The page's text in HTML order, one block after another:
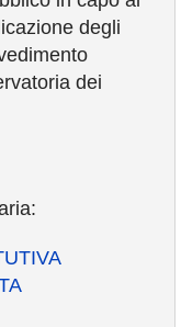
degli
dei